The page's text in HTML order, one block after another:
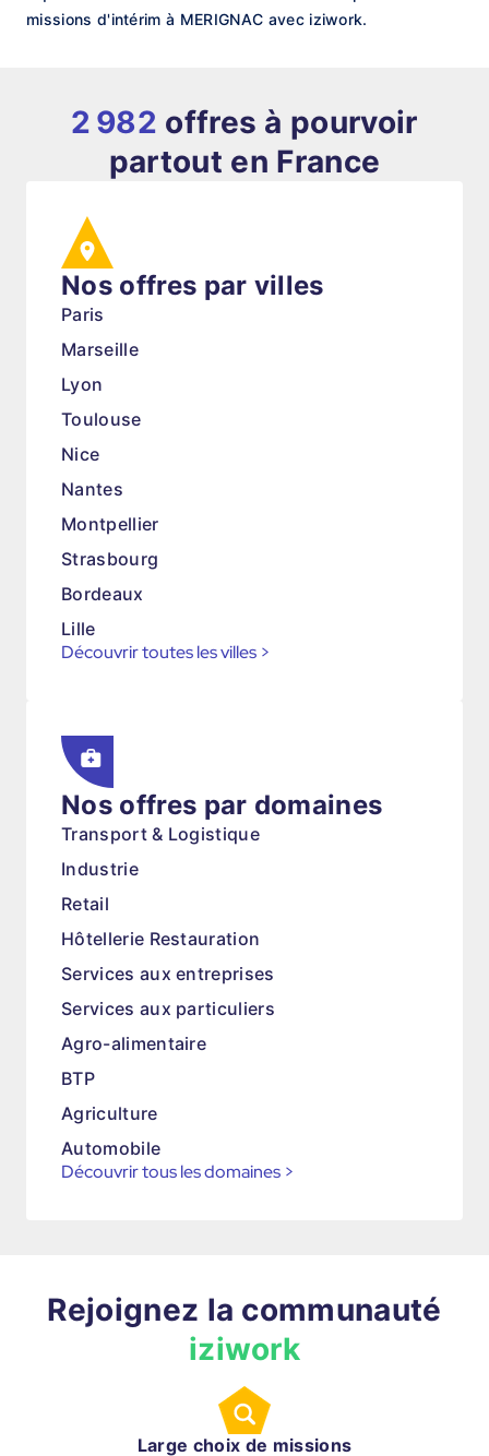
missions d'intérim à MERIGNAC avec iziwork.
2 982 offres à pourvoir
partout en France
Nos offres par villes
Paris
Marseille
Lyon
Toulouse
Nice
Nantes
Montpellier
Strasbourg
Bordeaux
Lille
Découvrir toutes les villes >
Nos offres par domaines
Transport & Logistique
Industrie
Retail
Hôtellerie Restauration
Services aux entreprises
Services aux particuliers
Agro-alimentaire
BTP
Agriculture
Automobile
Découvrir tous les domaines >
Rejoignez la communauté
iziwork
Large choix de missions